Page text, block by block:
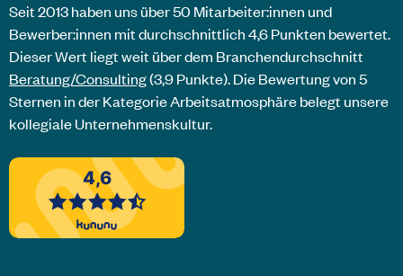
Seit 2013 haben uns über 50 Mitarbeiter:innen und
Bewerber:innen mit durchschnittlich 4,6 Punkten bewertet.
Dieser Wert liegt weit über dem Branchendurchschnitt
Beratung/Consulting(3,9 Punkte). Die Bewertung von 5
Sternen in der Kategorie Arbeitsatmosphäre belegt unsere
kollegiale Unternehmenskultur.